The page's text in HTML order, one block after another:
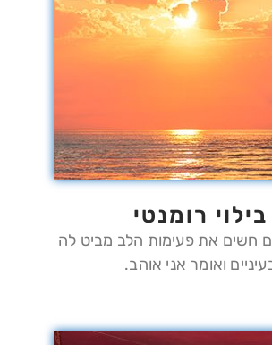
בילוי רומנטי
חשים את פעימות הלב מביט לה
ואומר אני אוהב.